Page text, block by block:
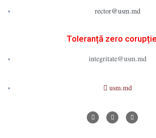
rector@usm.md
Toleranță zero
integritate@usm.md
usm.md